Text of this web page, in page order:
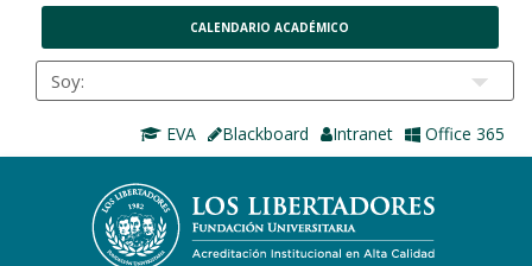
CALENDARIO ACADÉMICO
EVA Blackboard Intranet Office 365